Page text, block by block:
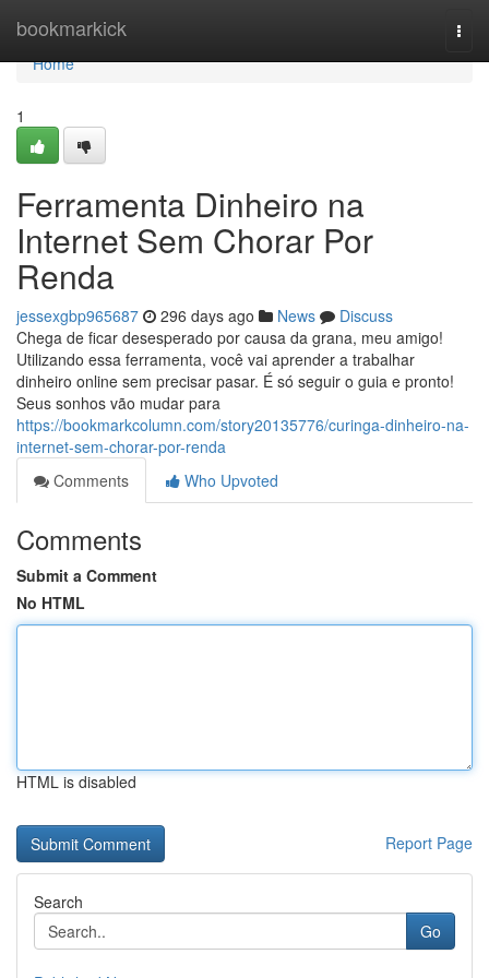
bookmarkick
Home
Home
1
Ferramenta Dinheiro na
Internet Sem Chorar Por
Renda
jessexgbp965687 296 days ago News
Discuss
Chega de ficar desesperado por causa da grana, meu amigo!
Utilizando essa ferramenta, você vai aprender a trabalhar
dinheiro online sem precisar pasar. É só seguir o guia e pronto!
Seus sonhos vão mudar para
https://bookmarkcolumn.com/story20135776/curinga-dinheiro-na-
internet-sem-chorar-por-renda
Comments
Who Upvoted
Comments
Submit a Comment
No HTML
HTML is disabled
Report Page
Search
Go